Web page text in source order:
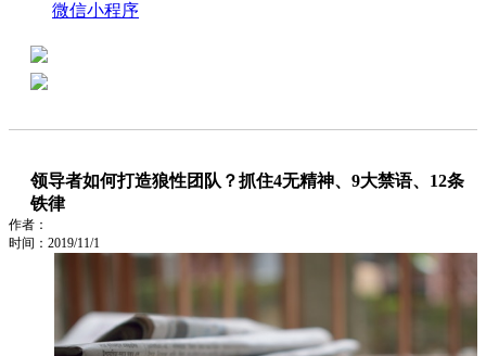
微信小程序
领导者如何打造狼性团队？抓住4无精神、9大禁语、12条
铁律
作者：
时间：2019/11/1